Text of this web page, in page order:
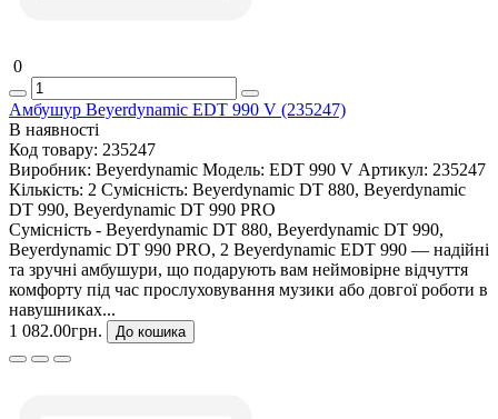
0
Амбушур Beyerdynamic EDT 990 V (235247)
В наявності
Код товару: 235247
Виробник: Beyerdynamic Модель: EDT 990 V Артикул: 235247
Кількість: 2 Сумісність: Beyerdynamic DT 880, Beyerdynamic
DT 990, Beyerdynamic DT 990 PRO
Сумісність - Beyerdynamic DT 880, Beyerdynamic DT 990,
Beyerdynamic DT 990 PRO, 2 Beyerdynamic EDT 990 — надійні
та зручні амбушури, що подарують вам неймовірне відчуття
комфорту під час прослуховування музики або довгої роботи в
навушниках...
1 082.00грн.
До кошика